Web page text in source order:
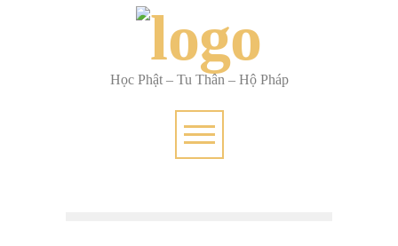
Học Phật – Tu Thân – Hộ Pháp